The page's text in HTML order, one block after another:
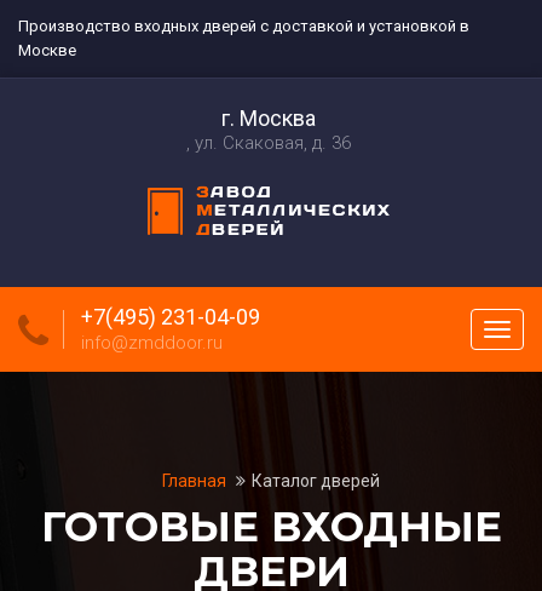
Производство входных дверей с доставкой и установкой в
Москве
г. Москва
ул. Скаковая, д. 36
меню
+7(495) 231-04-09
info@zmddoor.ru
Главная Каталог дверей
ГОТОВЫЕ ВХОДНЫЕ
ДВЕРИ